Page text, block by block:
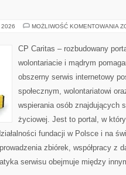
2026 MOŻLIWOŚĆ KOMENTOWANIA
CP Caritas – rozbudowany
wolontariacie i mądrym
obszerny serwis internetowy
społecznym, wolontariatowi
wspierania osób znajdujących
życiowej. Jest to portal, w
fundacji w Polsce i na
zbiórek, współpracy z
serwisu obejmuje między